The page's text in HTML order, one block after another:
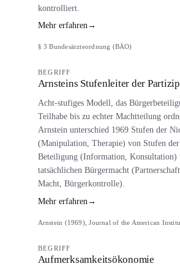
kontrolliert.
Mehr erfahren→
§ 3 Bundesärzteordnung (BÄO)
BEGRIFF
Arnsteins Stufenleiter der
Acht-stufiges Modell, das
Teilhabe bis zu echter Machtteilung
Arnstein unterschied 1969 Stufen der
(Manipulation, Therapie) von Stufen
Beteiligung (Information, Konsultation)
tatsächlichen Bürgermacht
Macht, Bürgerkontrolle).
Mehr erfahren →
Arnstein (1969), Journal of the American
BEGRIFF
Aufmerksamkeitsökonomie